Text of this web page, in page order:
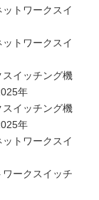
トワークスイ
トワークスイ
スイッチング機
年
スイッチング機
年
トワークスイ
ワークスイッチ